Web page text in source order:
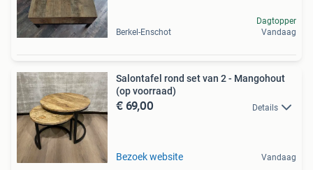
Berkel-Enschot
Dagtopper
Vandaag
Salontafel rond set van 2 - Mangohout
(op voorraad)
€ 69,00 Details
Bezoek website Vandaag